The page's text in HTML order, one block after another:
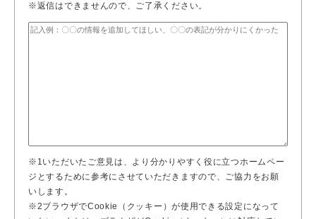
※返信はできませんので、ご了承ください。
※1いただいたご意見は、より分かりやすく役に立つホームペー
ジとするために参考にさせていただきますので、ご協力をお願
いします。
※2ブラウザでCookie（クッキー）が使用できる設定になって